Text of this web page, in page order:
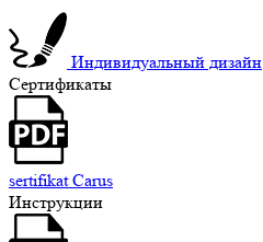
Индивидуальный дизайн
Сертификаты
sertifikat Carus
Инструкции